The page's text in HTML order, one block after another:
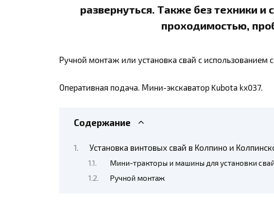
развернуться. Также без техники и
проходимостью,
Ручной монтаж или установка свай с использованием
Оперативная подача. Мини-экскаватор Kubota kx037.
Содержание
Установка винтовых свай в Колпино и
Мини-тракторы и машины для установки
Ручной монтаж